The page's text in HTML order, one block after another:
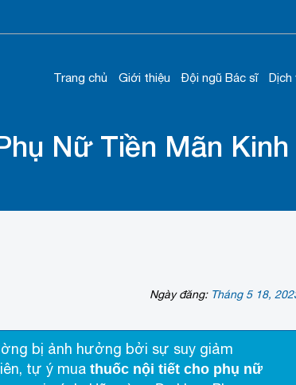
Trang chủ Giới thiệu Đội ngũ Bác sĩ Dịch
Nữ Tiền Mãn Kinh
Ngày đăng: Tháng 5 18,
bị ảnh hưởng bởi sự suy giảm
tự ý mua thuốc nội tiết cho phụ nữ